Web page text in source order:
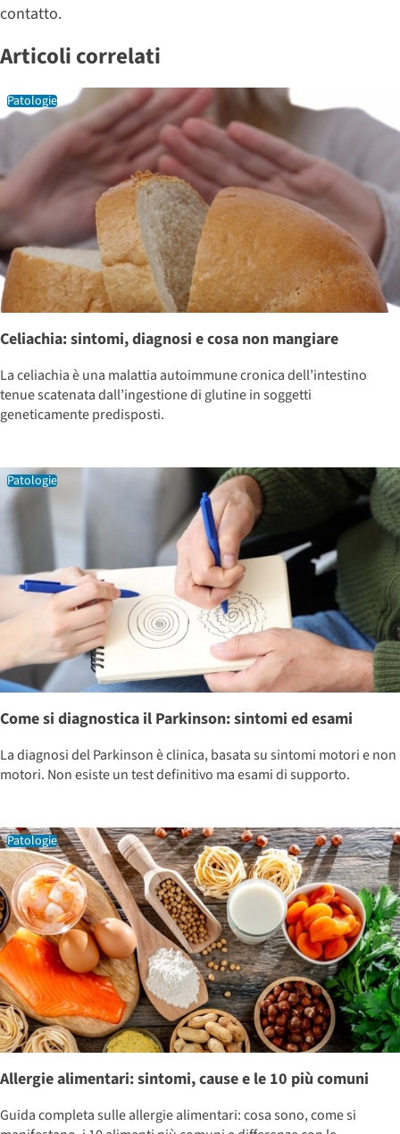
contatto.
Articoli correlati
Celiachia: sintomi, diagnosi e cosa non mangiare
La celiachia è una malattia autoimmune cronica dell’intestino
tenue scatenata dall’ingestione di glutine in soggetti
geneticamente predisposti.
Patologie
Come si diagnostica il Parkinson: sintomi ed esami
La diagnosi del Parkinson è clinica, basata su sintomi motori e non
motori. Non esiste un test definitivo ma esami di supporto.
Patologie
Allergie alimentari: sintomi, cause e le 10 più comuni
Guida completa sulle allergie alimentari: cosa sono, come si
Patologie